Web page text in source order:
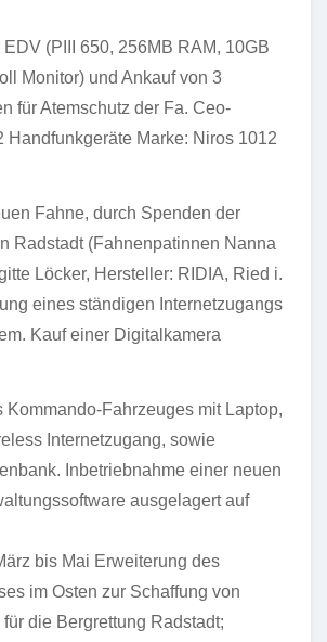
(PIII 650, 256MB RAM, 10GB
Monitor) und Ankauf von 3
für Atemschutz der Fa. Ceo-
Handfunkgeräte Marke: Niros 1012
Fahne, durch Spenden der
Radstadt (Fahnenpatinnen Nanna
Löcker, Hersteller: RIDIA, Ried i.
eines ständigen Internetzugangs
Kauf einer Digitalkamera
Kommando-Fahrzeuges mit Laptop,
Internetzugang, sowie
Inbetriebnahme einer neuen
ausgelagert auf
bis Mai Erweiterung des
im Osten zur Schaffung von
die Bergrettung Radstadt;